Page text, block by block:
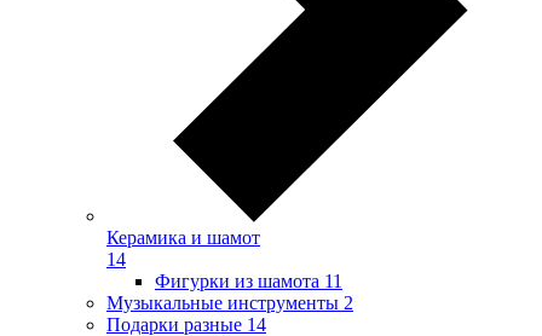
Керамика и шамот
14
Фигурки из шамота 11
Музыкальные инструменты 2
Подарки разные 14